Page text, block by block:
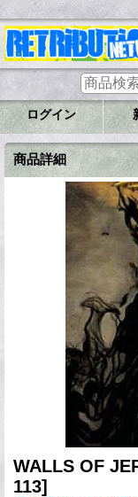
ログイン
商品詳細
WALLS OF
113]